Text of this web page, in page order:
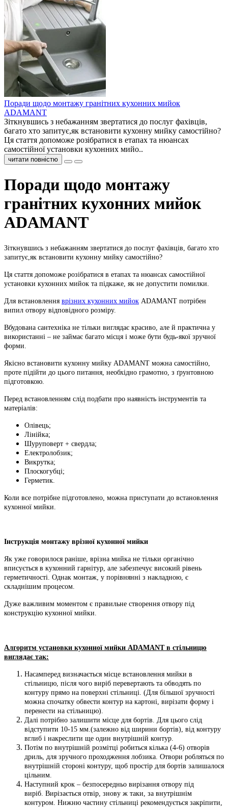
Поради щодо монтажу гранітних кухонних мийок
ADAMANT
Зіткнувшись з небажанням звертатися до послуг фахівців,
багато хто запитує,як встановити кухонну мийку самостійно?
Ця стаття допоможе розібратися в етапах та нюансах
самостійної установки кухонних мийо..
читати повністю
Поради щодо монтажу
гранітних кухонних мийок
ADAMANT
Зіткнувшись з небажанням звертатися до послуг фахівців, багато хто
запитує,як встановити кухонну мийку самостійно?
Ця стаття допоможе розібратися в етапах та нюансах самостійної
установки кухонних мийок та підкаже, як не допустити помилки.
Для встановлення врізних кухонних мийок ADAMANT потрібен
випил отвору відповідного розміру.
Вбудована сантехніка не тільки виглядає красиво, але й практична у
використанні – не займає багато місця і може бути будь-якої зручної
форми.
Якісно встановити кухонну мийку ADAMANT можна самостійно,
проте підійти до цього питання, необхідно грамотно, з ґрунтовною
підготовкою.
Перед встановленням слід подбати про наявність інструментів та
матеріалів:
Олівець;
Лінійка;
Шуруповерт + свердла;
Електролобзик;
Викрутка;
Плоскогубці;
Герметик.
Коли все потрібне підготовлено, можна приступати до встановлення
кухонної мийки.
Інструкція монтажу врізної кухонної мийки
Як уже говорилося раніше, врізна мийка не тільки органічно
вписується в кухонний гарнітур, але забезпечує високий рівень
герметичності. Однак монтаж, у порівнянні з накладною, є
складнішим процесом.
Дуже важливим моментом є правильне створення отвору під
конструкцію кухонної мийки.
Алгоритм установки кухонної мийки ADAMANT в стільницю
виглядає так:
Насамперед визначається місце встановлення мийки в
стільницю, після чого виріб перевертають та обводять по
контуру прямо на поверхні стільниці. (Для більшої зручності
можна спочатку обвести контур на картоні, вирізати форму і
перенести на стільницю).
Далі потрібно залишити місце для бортів. Для цього слід
відступити 10-15 мм.(залежно від ширини бортів), від контуру
вглиб і накреслити ще один внутрішній контур.
Потім по внутрішній розмітці робиться кілька (4-6) отворів
дриль, для зручного проходження лобзика. Отвори робляться по
внутрішній стороні контуру, щоб простір для бортів залишалося
цільним.
Наступний крок – безпосередньо вирізання отвору під
виріб. Вирізається отвір, знову ж таки, за внутрішнім
контуром. Нижню частину стільниці рекомендується закріпити,